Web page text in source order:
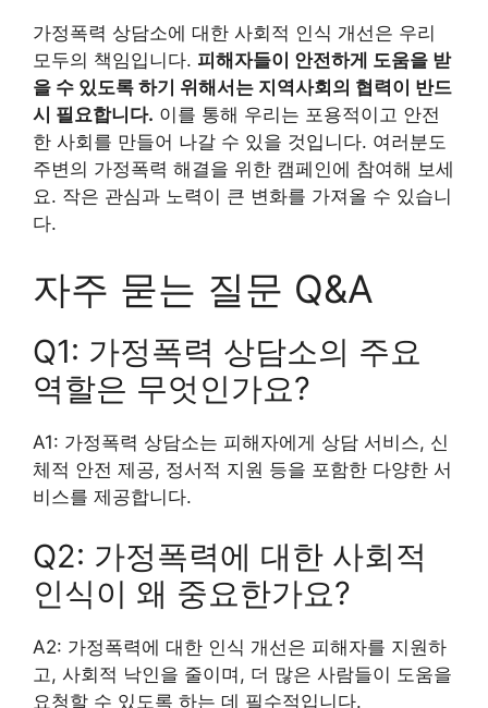
가정폭력 상담소에 대한 사회적 인식 개선은 우리
모두의 책임입니다. 피해자들이 안전하게 도움을 받
을 수 있도록 하기 위해서는 지역사회의 협력이 반드
시 필요합니다. 이를 통해 우리는 포용적이고 안전
한 사회를 만들어 나갈 수 있을 것입니다. 여러분도
주변의 가정폭력 해결을 위한 캠페인에 참여해 보세
요. 작은 관심과 노력이 큰 변화를 가져올 수 있습니
다.
자주 묻는 질문 Q&A
Q1: 가정폭력 상담소의 주요
역할은 무엇인가요?
A1: 가정폭력 상담소는 피해자에게 상담 서비스, 신
체적 안전 제공, 정서적 지원 등을 포함한 다양한 서
비스를 제공합니다.
Q2: 가정폭력에 대한 사회적
인식이 왜 중요한가요?
A2: 가정폭력에 대한 인식 개선은 피해자를 지원하
고, 사회적 낙인을 줄이며, 더 많은 사람들이 도움을
요청할 수 있도록 하는 데 필수적입니다.